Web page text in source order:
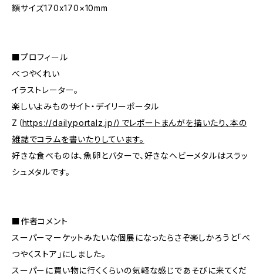
額サイズ170x170×10mm
■プロフィール
べつやくれい
イラストレーター。
楽しいよみものサイト・デイリーポータル
Z（https://dailyportalz.jp/）でレポートまんがを描いたり、本の
雑誌でコラムを書いたりしています。
好きな食べものは、魚卵とバターで、好きなヘビーメタルはスラッ
シュメタルです。
■作者コメント
スーパーマーケットみたいな個展になったらさぞ楽しかろうと「べ
つやくストア」にしました。
スーパーに買い物に行くくらいの気軽な感じであそびに来てくだ